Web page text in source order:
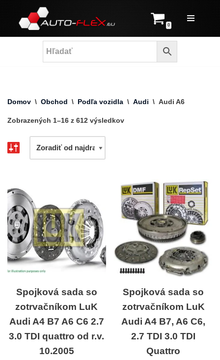
Prejsť
na
0
Domov \ Obchod \ Podľa vozidla \ Audi \ Audi A6
Zobrazených 1–16 z 612 výsledkov
Spojková sada so
zotrvačníkom LuK
Audi A4 B7 A6 C6 2.7
3.0 TDI quattro od r.v.
10.2005
Spojková sada so
zotrvačníkom LuK
Audi A4 B7, A6 C6,
2.7 TDI 3.0 TDI
Quattro